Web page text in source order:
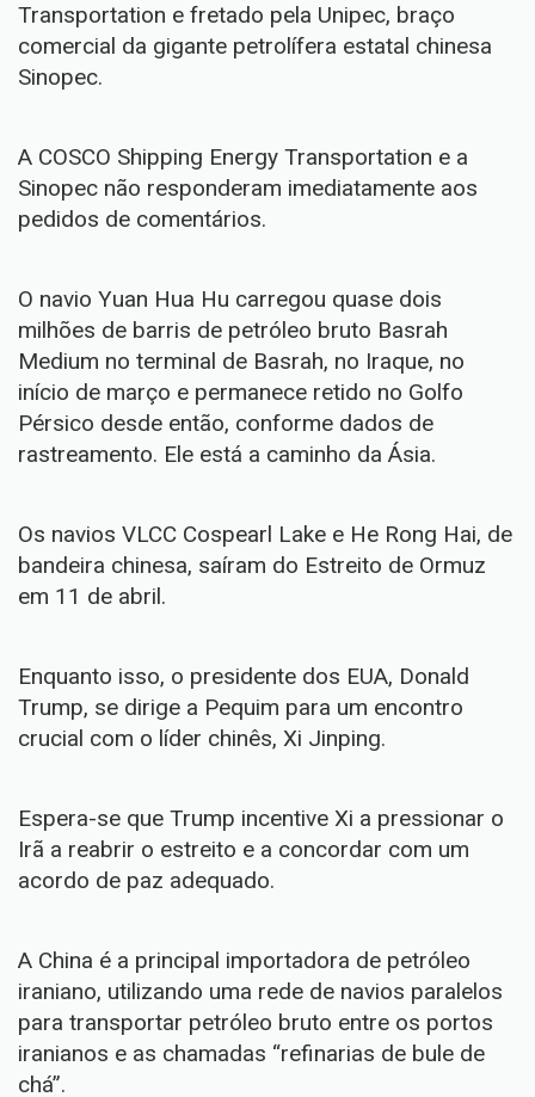
Transportation e fretado pela Unipec, braço
comercial da gigante petrolífera estatal chinesa
Sinopec.
A COSCO Shipping Energy Transportation e a
Sinopec não responderam imediatamente aos
pedidos de comentários.
O navio Yuan Hua Hu carregou quase dois
milhões de barris de petróleo bruto Basrah
Medium no terminal de Basrah, no Iraque, no
início de março e permanece retido no Golfo
Pérsico desde então, conforme dados de
rastreamento. Ele está a caminho da Ásia.
Os navios VLCC Cospearl Lake e He Rong Hai, de
bandeira chinesa, saíram do Estreito de Ormuz
em 11 de abril.
Enquanto isso, o presidente dos EUA, Donald
Trump, se dirige a Pequim para um encontro
crucial com o líder chinês, Xi Jinping.
Espera-se que Trump incentive Xi a pressionar o
Irã a reabrir o estreito e a concordar com um
acordo de paz adequado.
A China é a principal importadora de petróleo
iraniano, utilizando uma rede de navios paralelos
para transportar petróleo bruto entre os portos
iranianos e as chamadas “refinarias de bule de
chá”.